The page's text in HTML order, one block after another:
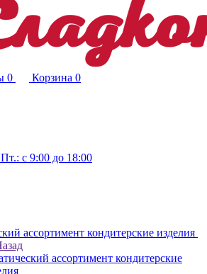
0 Корзина 0
с 9:00 до 18:00
ассортимент кондитерские изделия
ассортимент кондитерские